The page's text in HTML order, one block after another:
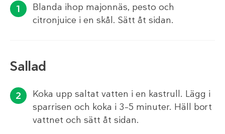
Blanda ihop majonnäs, pesto och
citronjuice i en skål. Sätt åt sidan.
Sallad
Koka upp saltat vatten i en kastrull. Lägg i
sparrisen och koka i 3–5 minuter. Häll bort
vattnet och sätt åt sidan.